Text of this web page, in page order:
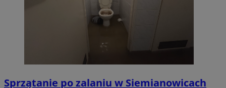
Sprzątanie po zalaniu w Siemianowicach